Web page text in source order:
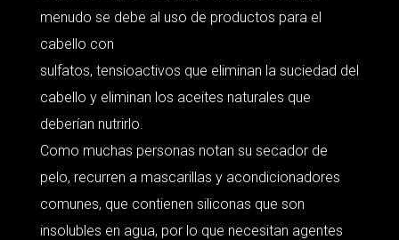
menudo se debe al uso de productos para el
cabello con
sulfatos, tensioactivos que eliminan la suciedad del
cabello y eliminan los aceites naturales que
deberían nutrirlo.
Como muchas personas notan su secador de
pelo, recurren a mascarillas y acondicionadores
comunes, que contienen siliconas que son
insolubles en agua, por lo que necesitan agentes